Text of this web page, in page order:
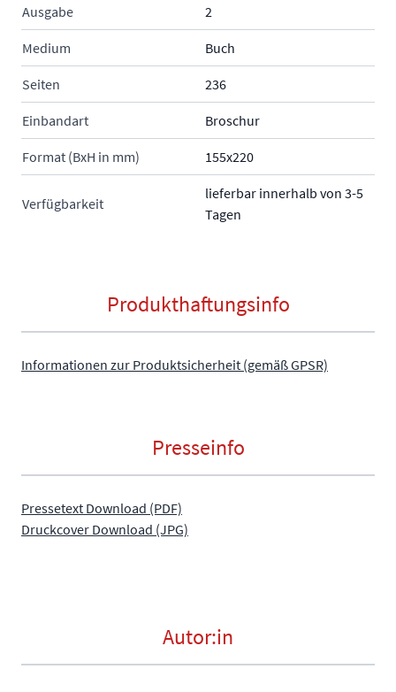
Ausgabe 2
Medium Buch
Seiten 236
Einbandart Broschur
Format (BxH in mm) 155x220
Verfügbarkeit
lieferbar innerhalb von 3-5
Tagen
Produkthaftungsinfo
Informationen zur Produktsicherheit (gemäß GPSR)
Presseinfo
Pressetext Download (PDF)
Druckcover Download (JPG)
Autor:in